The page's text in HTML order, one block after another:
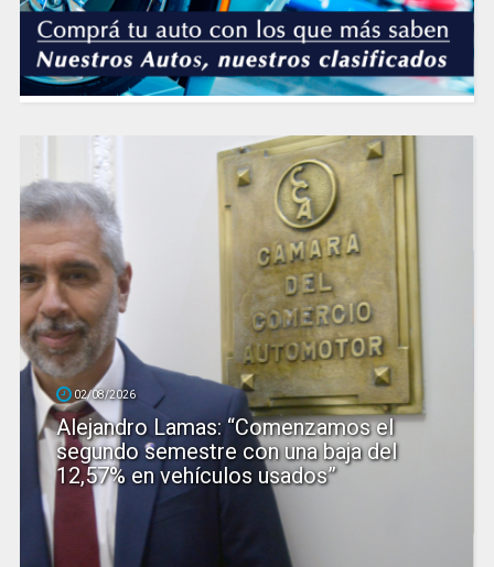
02/08/2026
Alejandro Lamas: “Comenzamos el
segundo semestre con una baja del
12,57% en vehículos usados”